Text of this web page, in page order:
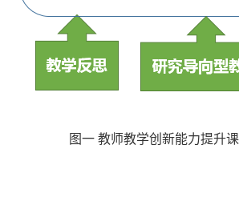
图一 教师教学创新能力提升